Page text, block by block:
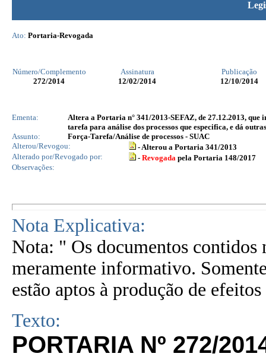
Ato: Portaria-Revogada
Número/Complemento Assinatura
Publicação
272/2014 12/02/2014 12/10/2014
Ementa:
Altera a Portaria n° 341/2013-SEFAZ, de 27.12.2013,
tarefa para análise dos processos que especifica, e dá
Assunto:
Força-Tarefa/Análise de processos - SUAC
Alterou/Revogou:
- Alterou a Portaria 341/2013
Alterado por/Revogado por:
- Revogada pela Portaria 148/2017
Observações:
Nota Explicativa:
Nota: " Os documentos contidos
meramente informativo.
estão aptos à produção de
Texto:
PORTARIA Nº 272/